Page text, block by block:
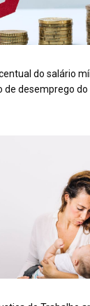
do salário
de desemprego